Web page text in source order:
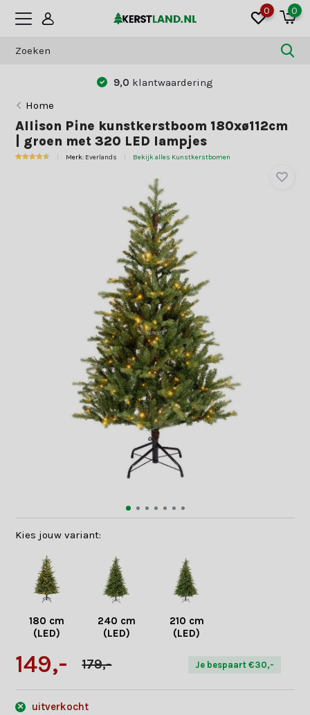
0 0
klantwaardering
Home
Allison Pine kunstkerstboom 180xø112cm
| groen met 320 LED lampjes
Merk: Everlands Bekijk alles Kunstkerstbomen
Kies jouw variant:
180 cm
(LED)
240 cm
(LED)
210 cm
(LED)
149,- 179,- Je bespaart €30,-
uitverkocht